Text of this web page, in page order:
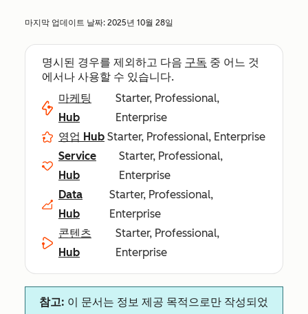
마지막 업데이트 날짜: 2025년 10월 28일
명시된 경우를 제외하고 다음 구독 중 어느 것
에서나 사용할 수 있습니다.
마케팅
Hub
Starter, Professional,
Enterprise
영업 Hub Starter, Professional, Enterprise
Service
Hub
Starter, Professional,
Enterprise
Data
Hub
Starter, Professional,
Enterprise
콘텐츠
Hub
Starter, Professional,
Enterprise
참고: 이 문서는 정보 제공 목적으로만 작성되었